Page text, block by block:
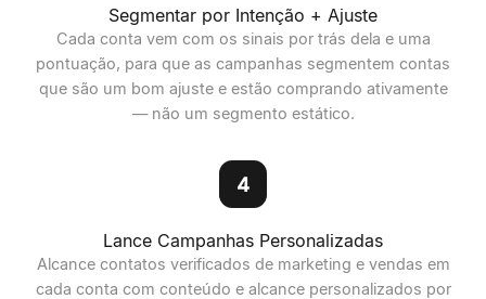
Segmentar por Intenção + Ajuste
Cada conta vem com os sinais por trás dela e uma
pontuação, para que as campanhas segmentem contas
que são um bom ajuste e estão comprando ativamente
— não um segmento estático.
4
Lance Campanhas Personalizadas
Alcance contatos verificados de marketing e vendas em
cada conta com conteúdo e alcance personalizados por